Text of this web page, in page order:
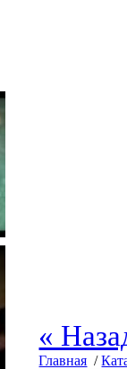
«
Главная /